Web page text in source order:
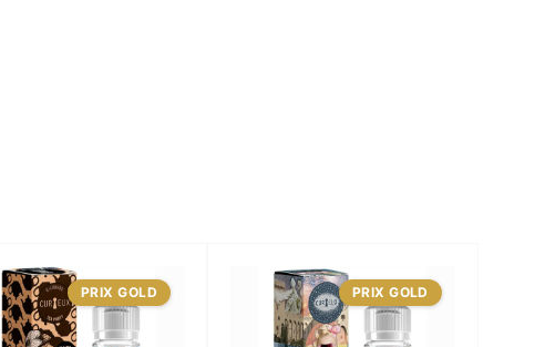
PRIX GOLD PRIX GOLD